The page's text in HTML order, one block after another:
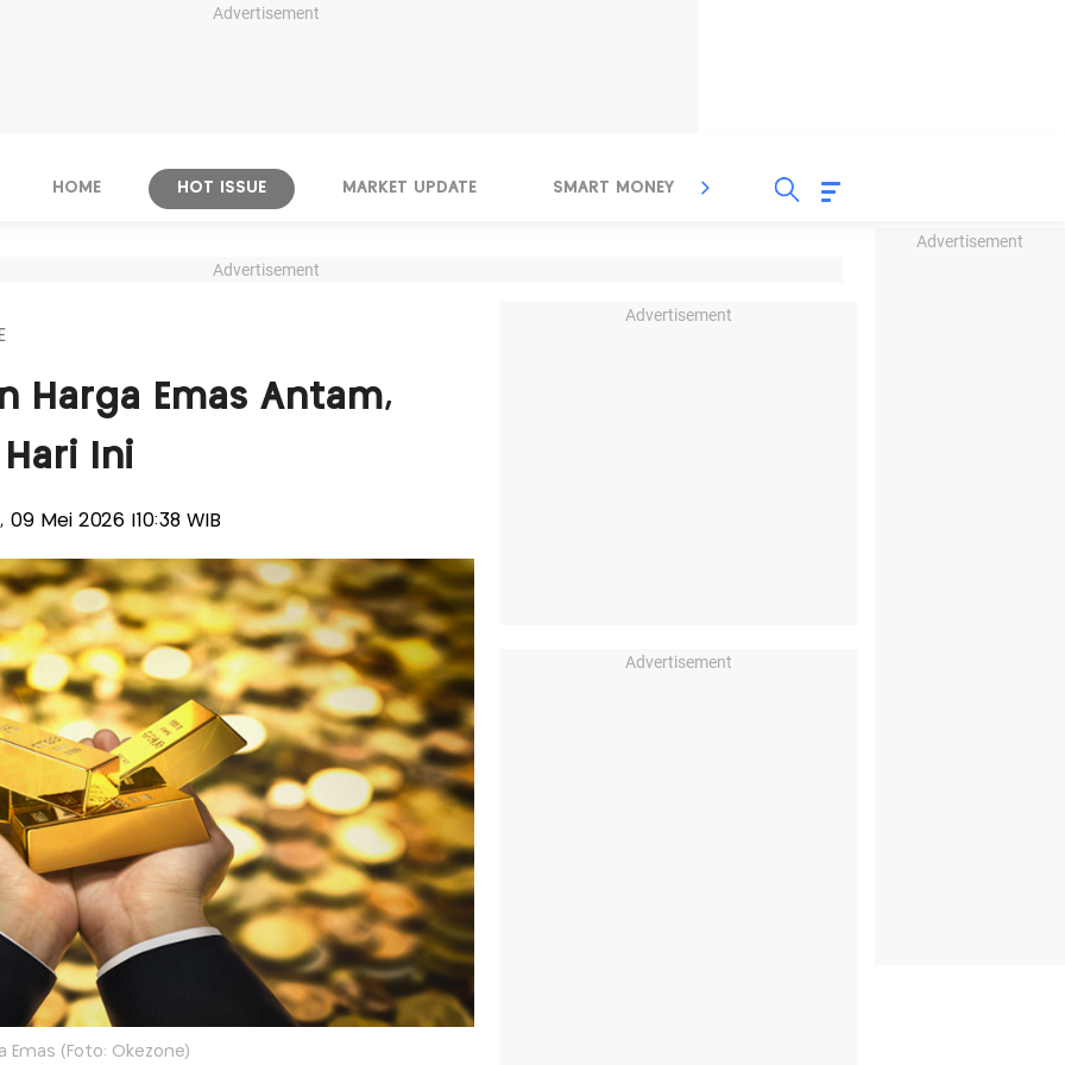
Advertisement
Advertisement
HOME HOT ISSUE MARKET UPDATE SMART MONEY INSPIRASI BISNIS
Advertisement
Harga Emas Antam,
Ini
09 Mei 2026 |10:38 WIB
Emas (Foto: Okezone)
Advertisement
Advertisement